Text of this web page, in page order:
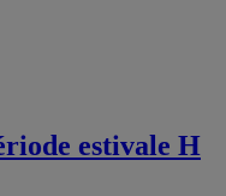
estivale H